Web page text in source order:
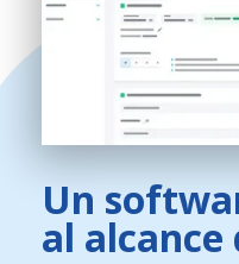
Un
al alcance